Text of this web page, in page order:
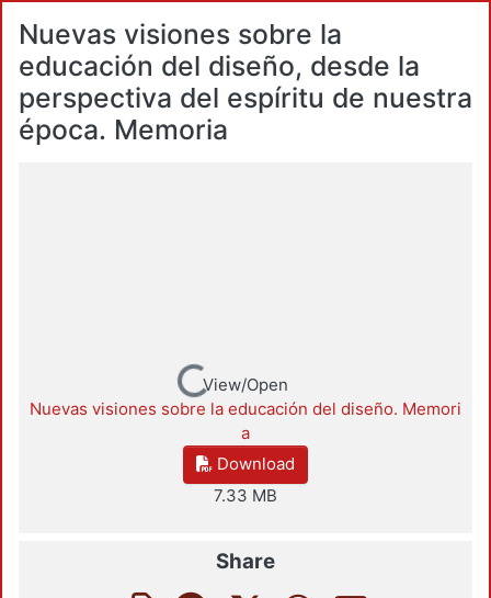
Nuevas visiones sobre la
educación del diseño, desde la
perspectiva del espíritu de nuestra
época. Memoria
Loading...
View/Open
Nuevas visiones sobre la educación del diseño. Memori
a
Download
7.33 MB
Share